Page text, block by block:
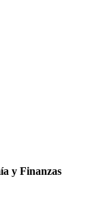
y Finanzas